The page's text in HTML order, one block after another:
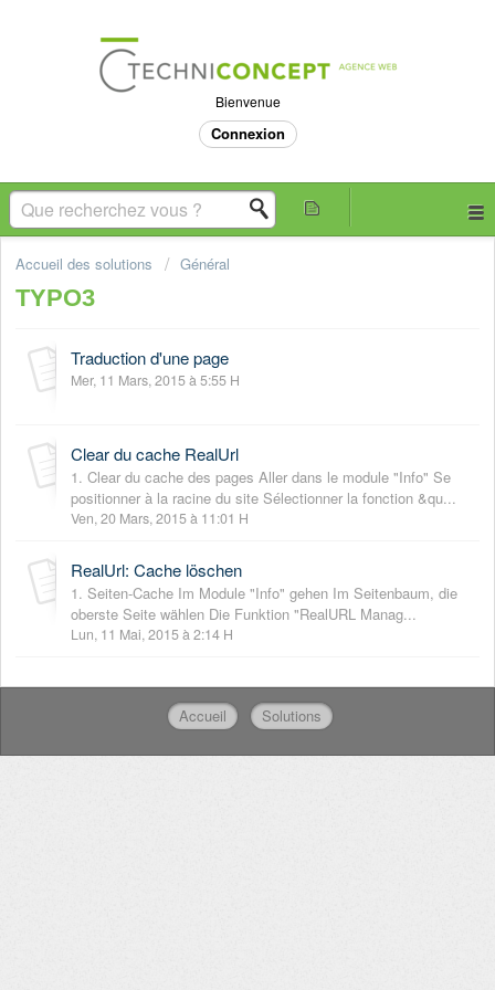
Bienvenue
Connexion
Accueil des solutions Général
TYPO3
Traduction d'une page
Mer, 11 Mars, 2015 à 5:55 H
Clear du cache RealUrl
1. Clear du cache des pages Aller dans le module "Info" Se
positionner à la racine du site Sélectionner la fonction &qu...
Ven, 20 Mars, 2015 à 11:01 H
RealUrl: Cache löschen
1. Seiten-Cache Im Module "Info" gehen Im Seitenbaum, die
oberste Seite wählen Die Funktion "RealURL Manag...
Lun, 11 Mai, 2015 à 2:14 H
Accueil Solutions